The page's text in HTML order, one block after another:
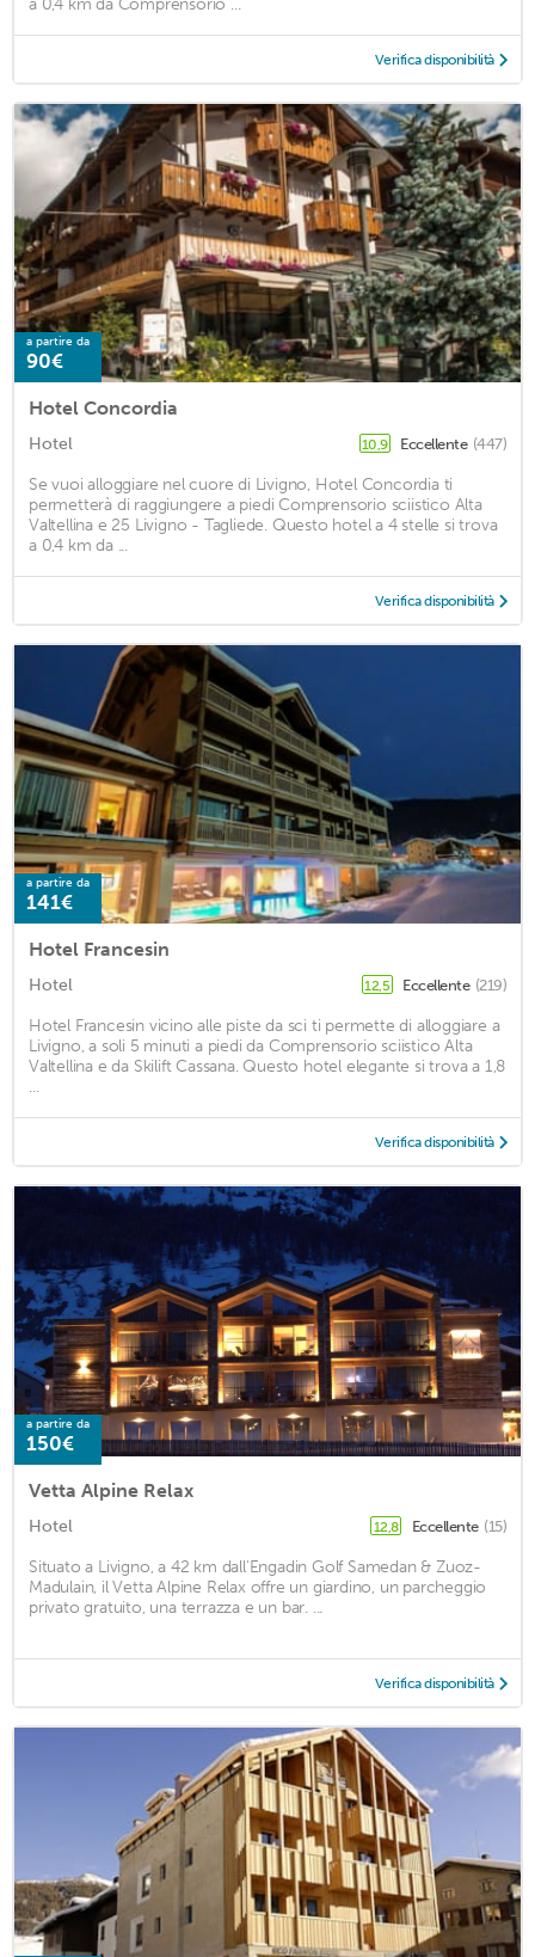
Verifica disponibilità
a partire da
90€
Hotel Concordia
Hotel 10,9 Eccellente (447)
Se vuoi alloggiare nel cuore di Livigno, Hotel Concordia ti
permetterà di raggiungere a piedi Comprensorio sciistico Alta
Valtellina e 25 Livigno - Tagliede. Questo hotel a 4 stelle si trova
a 0,4 km da ...
Verifica disponibilità
a partire da
141€
Hotel Francesin
Hotel 12,5 Eccellente (219)
Hotel Francesin vicino alle piste da sci ti permette di alloggiare a
Livigno, a soli 5 minuti a piedi da Comprensorio sciistico Alta
Valtellina e da Skilift Cassana. Questo hotel elegante si trova a 1,8
...
Verifica disponibilità
a partire da
150€
Vetta Alpine Relax
Hotel 12,8 Eccellente (15)
Situato a Livigno, a 42 km dall'Engadin Golf Samedan & Zuoz-
Madulain, il Vetta Alpine Relax offre un giardino, un parcheggio
privato gratuito, una terrazza e un bar. ...
Verifica disponibilità